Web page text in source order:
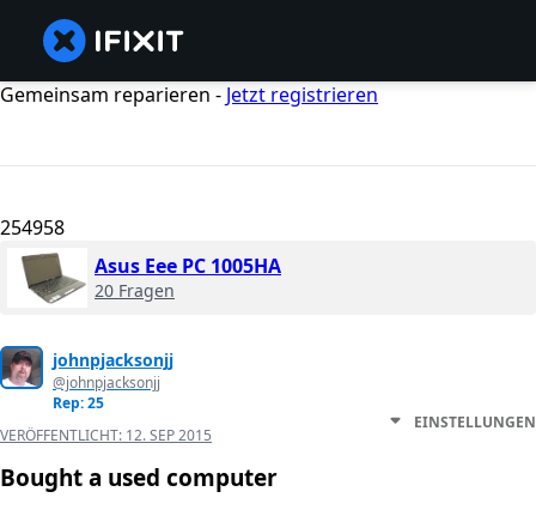
Gemeinsam reparieren - Jetzt registrieren
254958
Asus Eee PC 1005HA
20 Fragen
johnpjacksonjj
@johnpjacksonjj
Rep: 25
VERÖFFENTLICHT: 12. SEP 2015
EINSTELLUNGEN
Bought a used computer